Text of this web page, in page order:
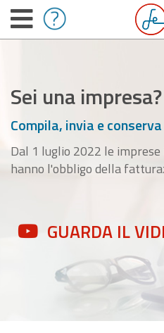
Sei una impresa?
Compila, invia e
Dal 1 luglio 2022 le
hanno l'obbligo della
GUARDA IL